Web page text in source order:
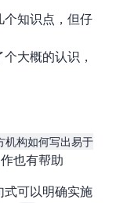
个知识点，但仔
大概的认识，
机构如何写出易于
也有帮助
式可以明确实施